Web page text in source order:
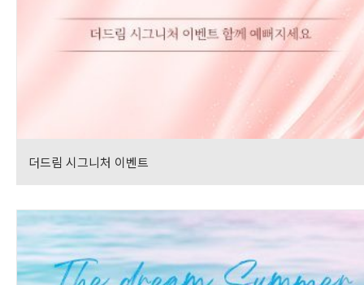
더드림 시그니처 이벤트